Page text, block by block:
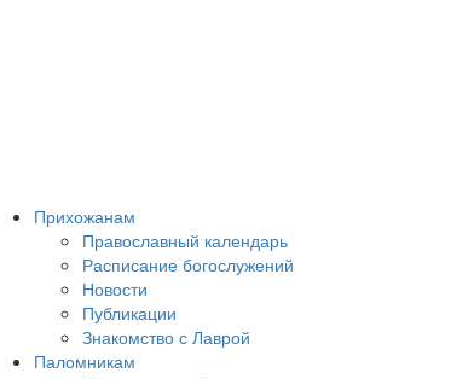
Прихожанам
Православный календарь
Расписание богослужений
Новости
Публикации
Знакомство с Лаврой
Паломникам